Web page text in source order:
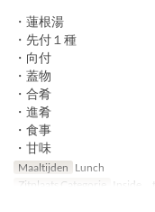
・蓮根湯
・先付１種
・向付
・蓋物
・合肴
・進肴
・食事
・甘味
Maaltijden Lunch
Zitplaats Categorie
Inside